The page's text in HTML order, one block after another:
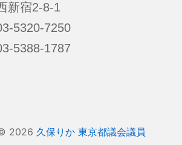
新宿2-8-1
5320-7250
5388-1787
2026 久保りか 東京都議会議員